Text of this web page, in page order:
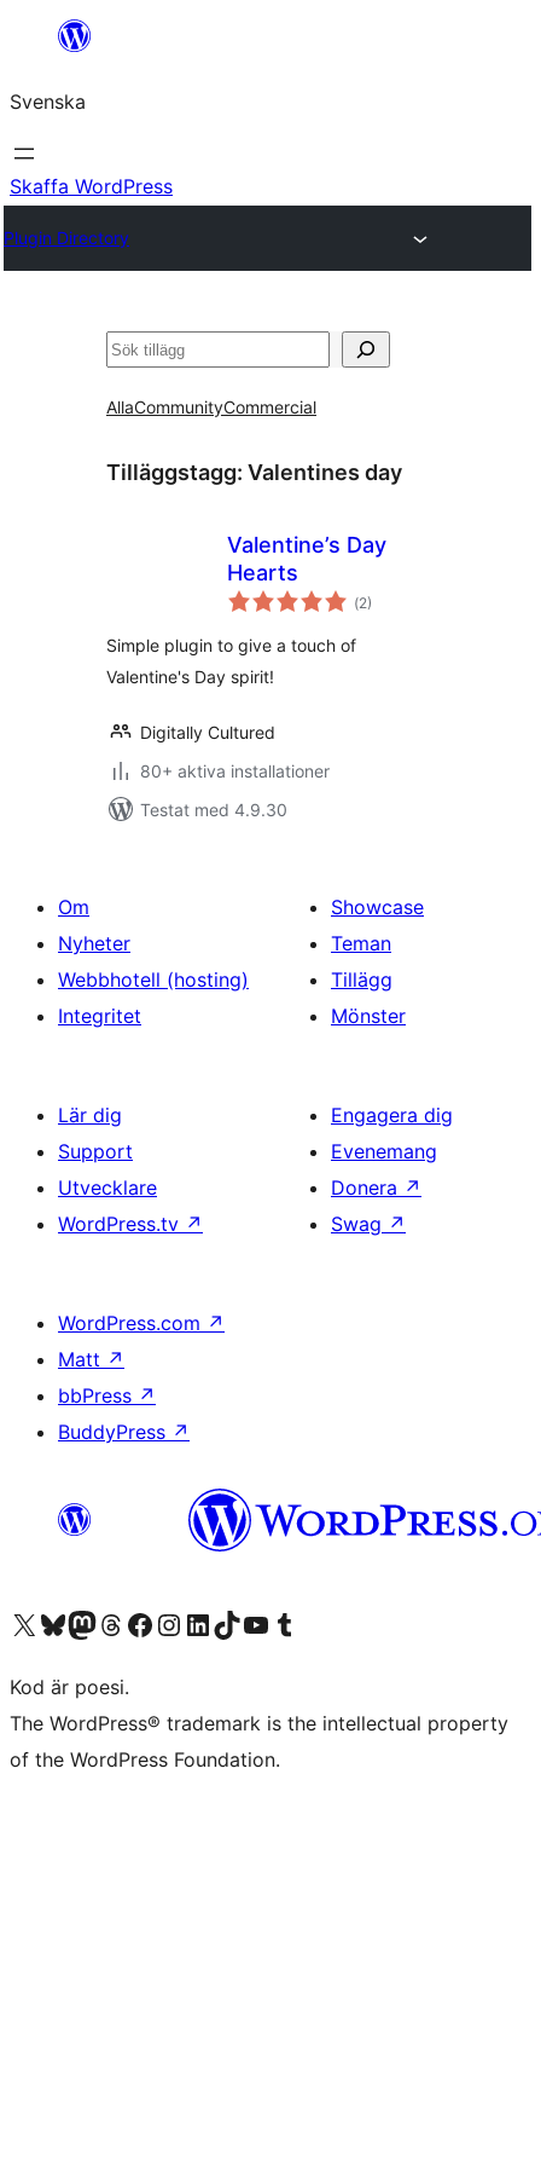
Hoppa
innehåll
Svenska
Skaffa WordPress
Plugin Directory
Sök
AllaCommunityCommercial
Tilläggstagg: Valentines day
Valentine’s Day
Hearts
(Totalt
antal
2)
Simple plugin to give a touch of
Valentine's Day spirit!
Digitally Cultured
80+ aktiva installationer
Testat med 4.9.30
Om
Nyheter
Webbhotell (hosting)
Integritet
Showcase
Teman
Tillägg
Mönster
Lär dig
Support
Utvecklare
WordPress.tv ↗
Engagera dig
Evenemang
Donera ↗
Swag ↗
WordPress.com ↗
Matt ↗
bbPress ↗
BuddyPress ↗
Besök vår X-konto (f.d. Twitter)
Besök vårt Bluesky-konto
Besök vårt Mastodon-konto
Besök vårt Thread-konto
Besök vår Facebook-sidaBesök vårt Instagram-konto
Besök vårt LinkedIn-konto
Besök vårt TikTok-konto
Besök vår YouTube-kanalBesök vårt Tumblr-konto
Kod är poesi.
The WordPress® trademark is the intellectual property
of the WordPress Foundation.